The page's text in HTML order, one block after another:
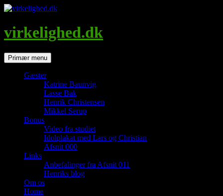
Hop
indhold
virkelighed.dk
SøgPrimær menu
Gæster
Katrine Baunvig
Lasse Bak
Henrik Christensen
Mikkel Serup
Bonus
Video fra studiet
Idolplakat med Lars og Christian
Afsnit 000
Links
Anbefalinger fra Afsnit 011
Henriks blog
Om os
Home